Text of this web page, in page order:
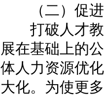
（二）促进
打破人才教
展在基础上的
体人力资源优
大化。为使更